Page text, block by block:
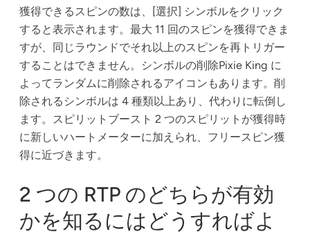
獲得できるスピンの数は、[選択] シンボルをクリック
すると表示されます。最大 11 回のスピンを獲得できま
すが、同じラウンドでそれ以上のスピンを再トリガー
することはできません。シンボルの削除Pixie King に
よってランダムに削除されるアイコンもあります。削
除されるシンボルは 4 種類以上あり、代わりに転倒し
ます。スピリットブースト 2 つのスピリットが獲得時
に新しいハートメーターに加えられ、フリースピン獲
得に近づきます。
2 つの RTP のどちらが有効
かを知るにはどうすればよ